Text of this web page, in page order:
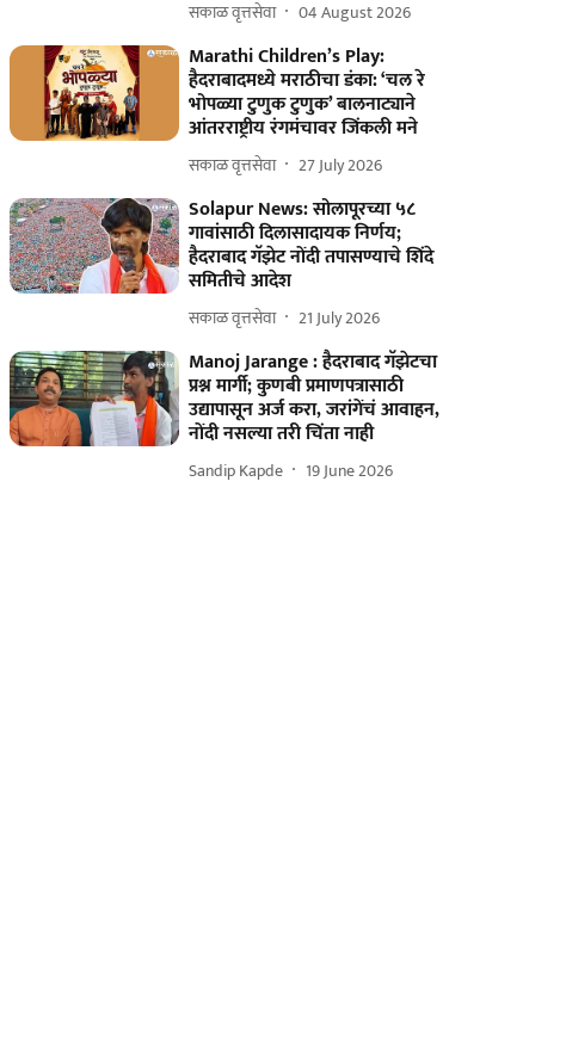
सकाळ वृत्तसेवा 04 August 2026
Marathi Children’s Play:
हैदराबादमध्ये मराठीचा डंका: ‘चल रे
भोपळ्या टुणुक टुणुक’ बालनाट्याने
आंतरराष्ट्रीय रंगमंचावर जिंकली मने
सकाळ वृत्तसेवा 27 July 2026
Solapur News: सोलापूरच्या ५८
गावांसाठी दिलासादायक निर्णय;
हैदराबाद गॅझेट नोंदी तपासण्याचे शिंदे
समितीचे आदेश
सकाळ वृत्तसेवा 21 July 2026
Manoj Jarange : हैदराबाद गॅझेटचा
प्रश्न मार्गी; कुणबी प्रमाणपत्रासाठी
उद्यापासून अर्ज करा, जरांगेंचं आवाहन,
नोंदी नसल्या तरी चिंता नाही
Sandip Kapde 19 June 2026